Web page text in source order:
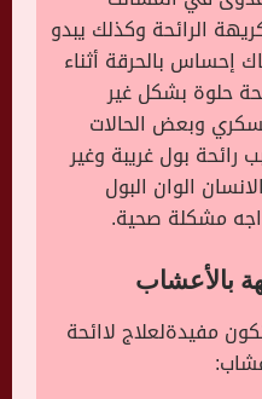
الرائحة وكذلك يبدو
إحساس بالحرقة أثناء
حلوة بشكل غير
وبعض الحالات
رائحة بول غريبة وغير
الوان البول
مشكلة صحية.
بالأعشاب
مفيدةلعلاج لاائحة